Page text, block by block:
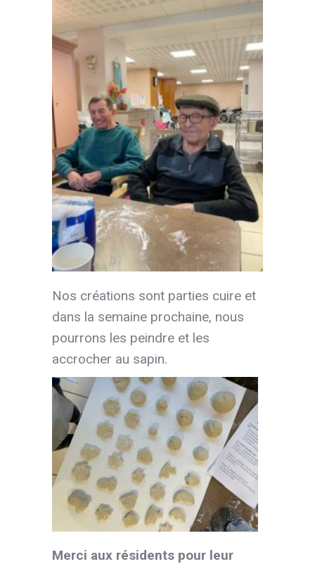
Nos créations sont parties cuire et
dans la semaine prochaine, nous
pourrons les peindre et les
accrocher au sapin.
Merci aux résidents pour leur